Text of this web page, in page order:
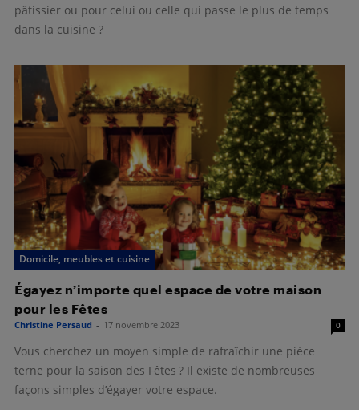
pâtissier ou pour celui ou celle qui passe le plus de temps
dans la cuisine ?
Domicile, meubles et cuisine
Égayez n’importe quel espace de votre maison
pour les Fêtes
Christine Persaud - 17 novembre 2023 0
Vous cherchez un moyen simple de rafraîchir une pièce
terne pour la saison des Fêtes ? Il existe de nombreuses
façons simples d’égayer votre espace.